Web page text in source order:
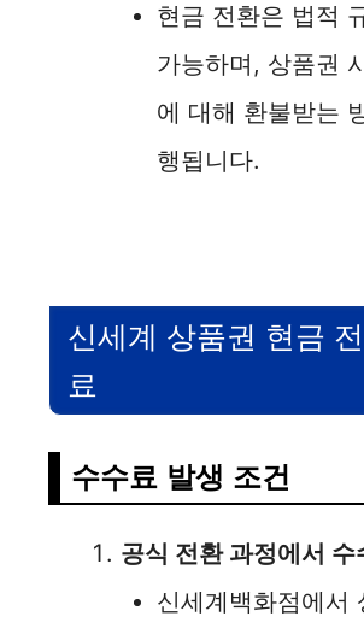
현금 전환은 법적
가능하며, 상품권
에 대해 환불받는
행됩니다.
신세계 상품권 현금
료
수수료 발생 조건
공식 전환 과정에서 수
신세계백화점에서